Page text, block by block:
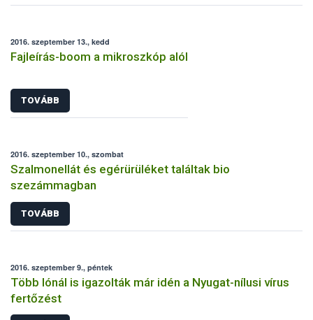
2016. szeptember 13., kedd
Fajleírás-boom a mikroszkóp alól
TOVÁBB
2016. szeptember 10., szombat
Szalmonellát és egérürüléket találtak bio
szezámmagban
TOVÁBB
2016. szeptember 9., péntek
Több lónál is igazolták már idén a Nyugat-nílusi vírus
fertőzést